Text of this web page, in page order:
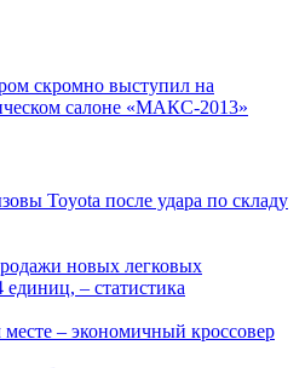
скромно выступил на
салоне «МАКС-2013»
Toyota после удара по складу
новых легковых
– статистика
– экономичный кроссовер